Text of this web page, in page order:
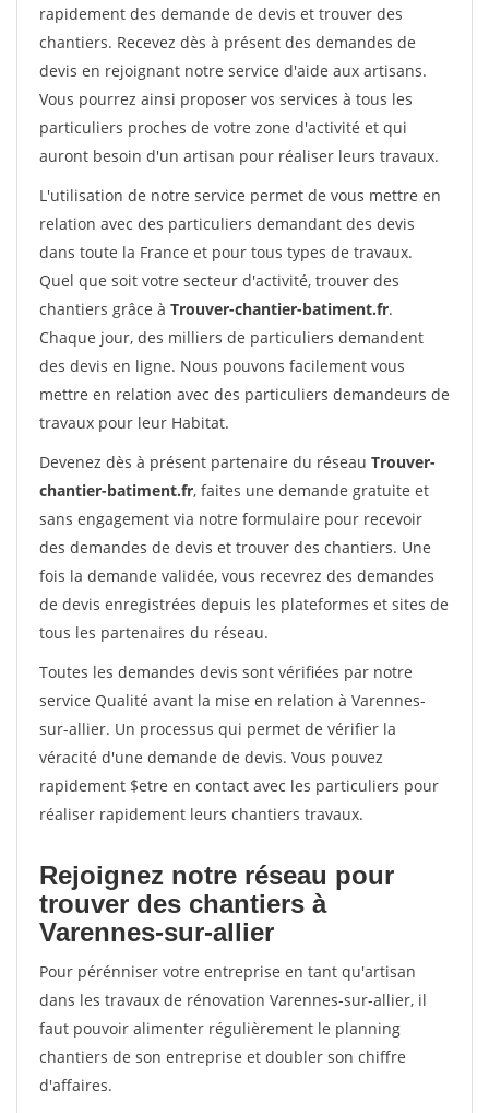
rapidement des demande de devis et trouver des
chantiers. Recevez dès à présent des demandes de
devis en rejoignant notre service d'aide aux artisans.
Vous pourrez ainsi proposer vos services à tous les
particuliers proches de votre zone d'activité et qui
auront besoin d'un artisan pour réaliser leurs travaux.
L'utilisation de notre service permet de vous mettre en
relation avec des particuliers demandant des devis
dans toute la France et pour tous types de travaux.
Quel que soit votre secteur d'activité, trouver des
chantiers grâce à Trouver-chantier-batiment.fr.
Chaque jour, des milliers de particuliers demandent
des devis en ligne. Nous pouvons facilement vous
mettre en relation avec des particuliers demandeurs de
travaux pour leur Habitat.
Devenez dès à présent partenaire du réseau Trouver-
chantier-batiment.fr, faites une demande gratuite et
sans engagement via notre formulaire pour recevoir
des demandes de devis et trouver des chantiers. Une
fois la demande validée, vous recevrez des demandes
de devis enregistrées depuis les plateformes et sites de
tous les partenaires du réseau.
Toutes les demandes devis sont vérifiées par notre
service Qualité avant la mise en relation à Varennes-
sur-allier. Un processus qui permet de vérifier la
véracité d'une demande de devis. Vous pouvez
rapidement $etre en contact avec les particuliers pour
réaliser rapidement leurs chantiers travaux.
Rejoignez notre réseau pour
trouver des chantiers à
Varennes-sur-allier
Pour pérénniser votre entreprise en tant qu'artisan
dans les travaux de rénovation Varennes-sur-allier, il
faut pouvoir alimenter régulièrement le planning
chantiers de son entreprise et doubler son chiffre
d'affaires.